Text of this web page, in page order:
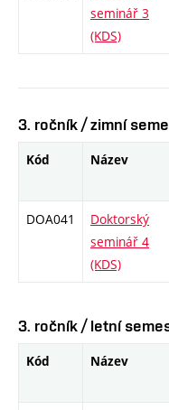
seminář 3
(KDS)
3. ročník / zimní
Kód Název
DOA041
Doktorský
seminář 4
(KDS)
3. ročník / letní
Kód Název